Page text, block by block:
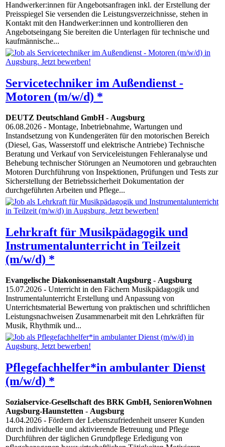
Handwerker:innen für Angebotsanfragen inkl. der Erstellung der
Preisspiegel Sie versenden die Leistungsverzeichnisse, stehen in
Kontakt mit den Handwerker:innen und kontrollieren den
Angebotseingang Sie bereiten die Unterlagen für technische und
kaufmännische...
Servicetechniker im Außendienst -
Motoren (m/w/d) *
DEUTZ Deutschland GmbH- Augsburg
06.08.2026 - Montage, Inbetriebnahme, Wartungen und
Instandsetzung von Kundengeräten für den motorischen Bereich
(Diesel, Gas, Wasserstoff und elektrische Antriebe) Technische
Beratung und Verkauf von Serviceleistungen Fehleranalyse und
Behebung technischer Störungen an Neumotoren und gebrauchten
Motoren Durchführung von Inspektionen, Prüfungen und Tests zur
Sicherstellung der Betriebssicherheit Dokumentation der
durchgeführten Arbeiten und Pflege...
Lehrkraft für Musikpädagogik und
Instrumentalunterricht in Teilzeit
(m/w/d) *
Evangelische Diakonissenanstalt Augsburg - Augsburg
15.07.2026 - Unterricht in den Fächern Musikpädagogik und
Instrumentalunterricht Erstellung und Anpassung von
Unterrichtsmaterial Bewertung von praktischen und schriftlichen
Leistungsnachweisen Zusammenarbeit mit den Lehrkräften für
Musik, Rhythmik und...
Pflegefachhelfer*in ambulanter Dienst
(m/w/d) *
Sozialservice-Gesellschaft des BRK GmbH, SeniorenWohnen
Augsburg-Haunstetten - Augsburg
14.04.2026 - Fördern der Lebenszufriedenheit unserer Kunden
durch individuelle und aktivierende Betreuung und Pflege
Durchführen der täglichen Grundpflege Erledigung von